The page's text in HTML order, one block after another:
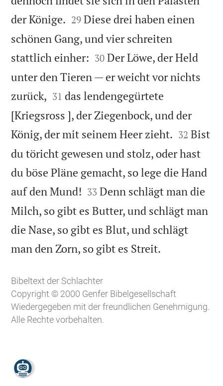
der Könige. 

29 Diese drei haben einen
schönen Gang, und vier schreiten
stattlich einher: 

30 Der Löwe, der Held
unter den Tieren — er weicht vor nichts
zurück, 

31 das lendengegürtete
[Kriegsross ], der Ziegenbock, und der
König, der mit seinem Heer zieht. 

32 Bist
du töricht gewesen und stolz, oder hast
du böse Pläne gemacht, so lege die Hand
auf den Mund! 

33 Denn schlägt man die
Milch, so gibt es Butter, und schlägt man
die Nase, so gibt es Blut, und schlägt
man den Zorn, so gibt es Streit.
Bibeltext der Schlachter
Copyright © 2000 Genfer Bibelgesellschaft
Wiedergegeben mit der freundlichen Genehmigung.
Alle Rechte vorbehalten.